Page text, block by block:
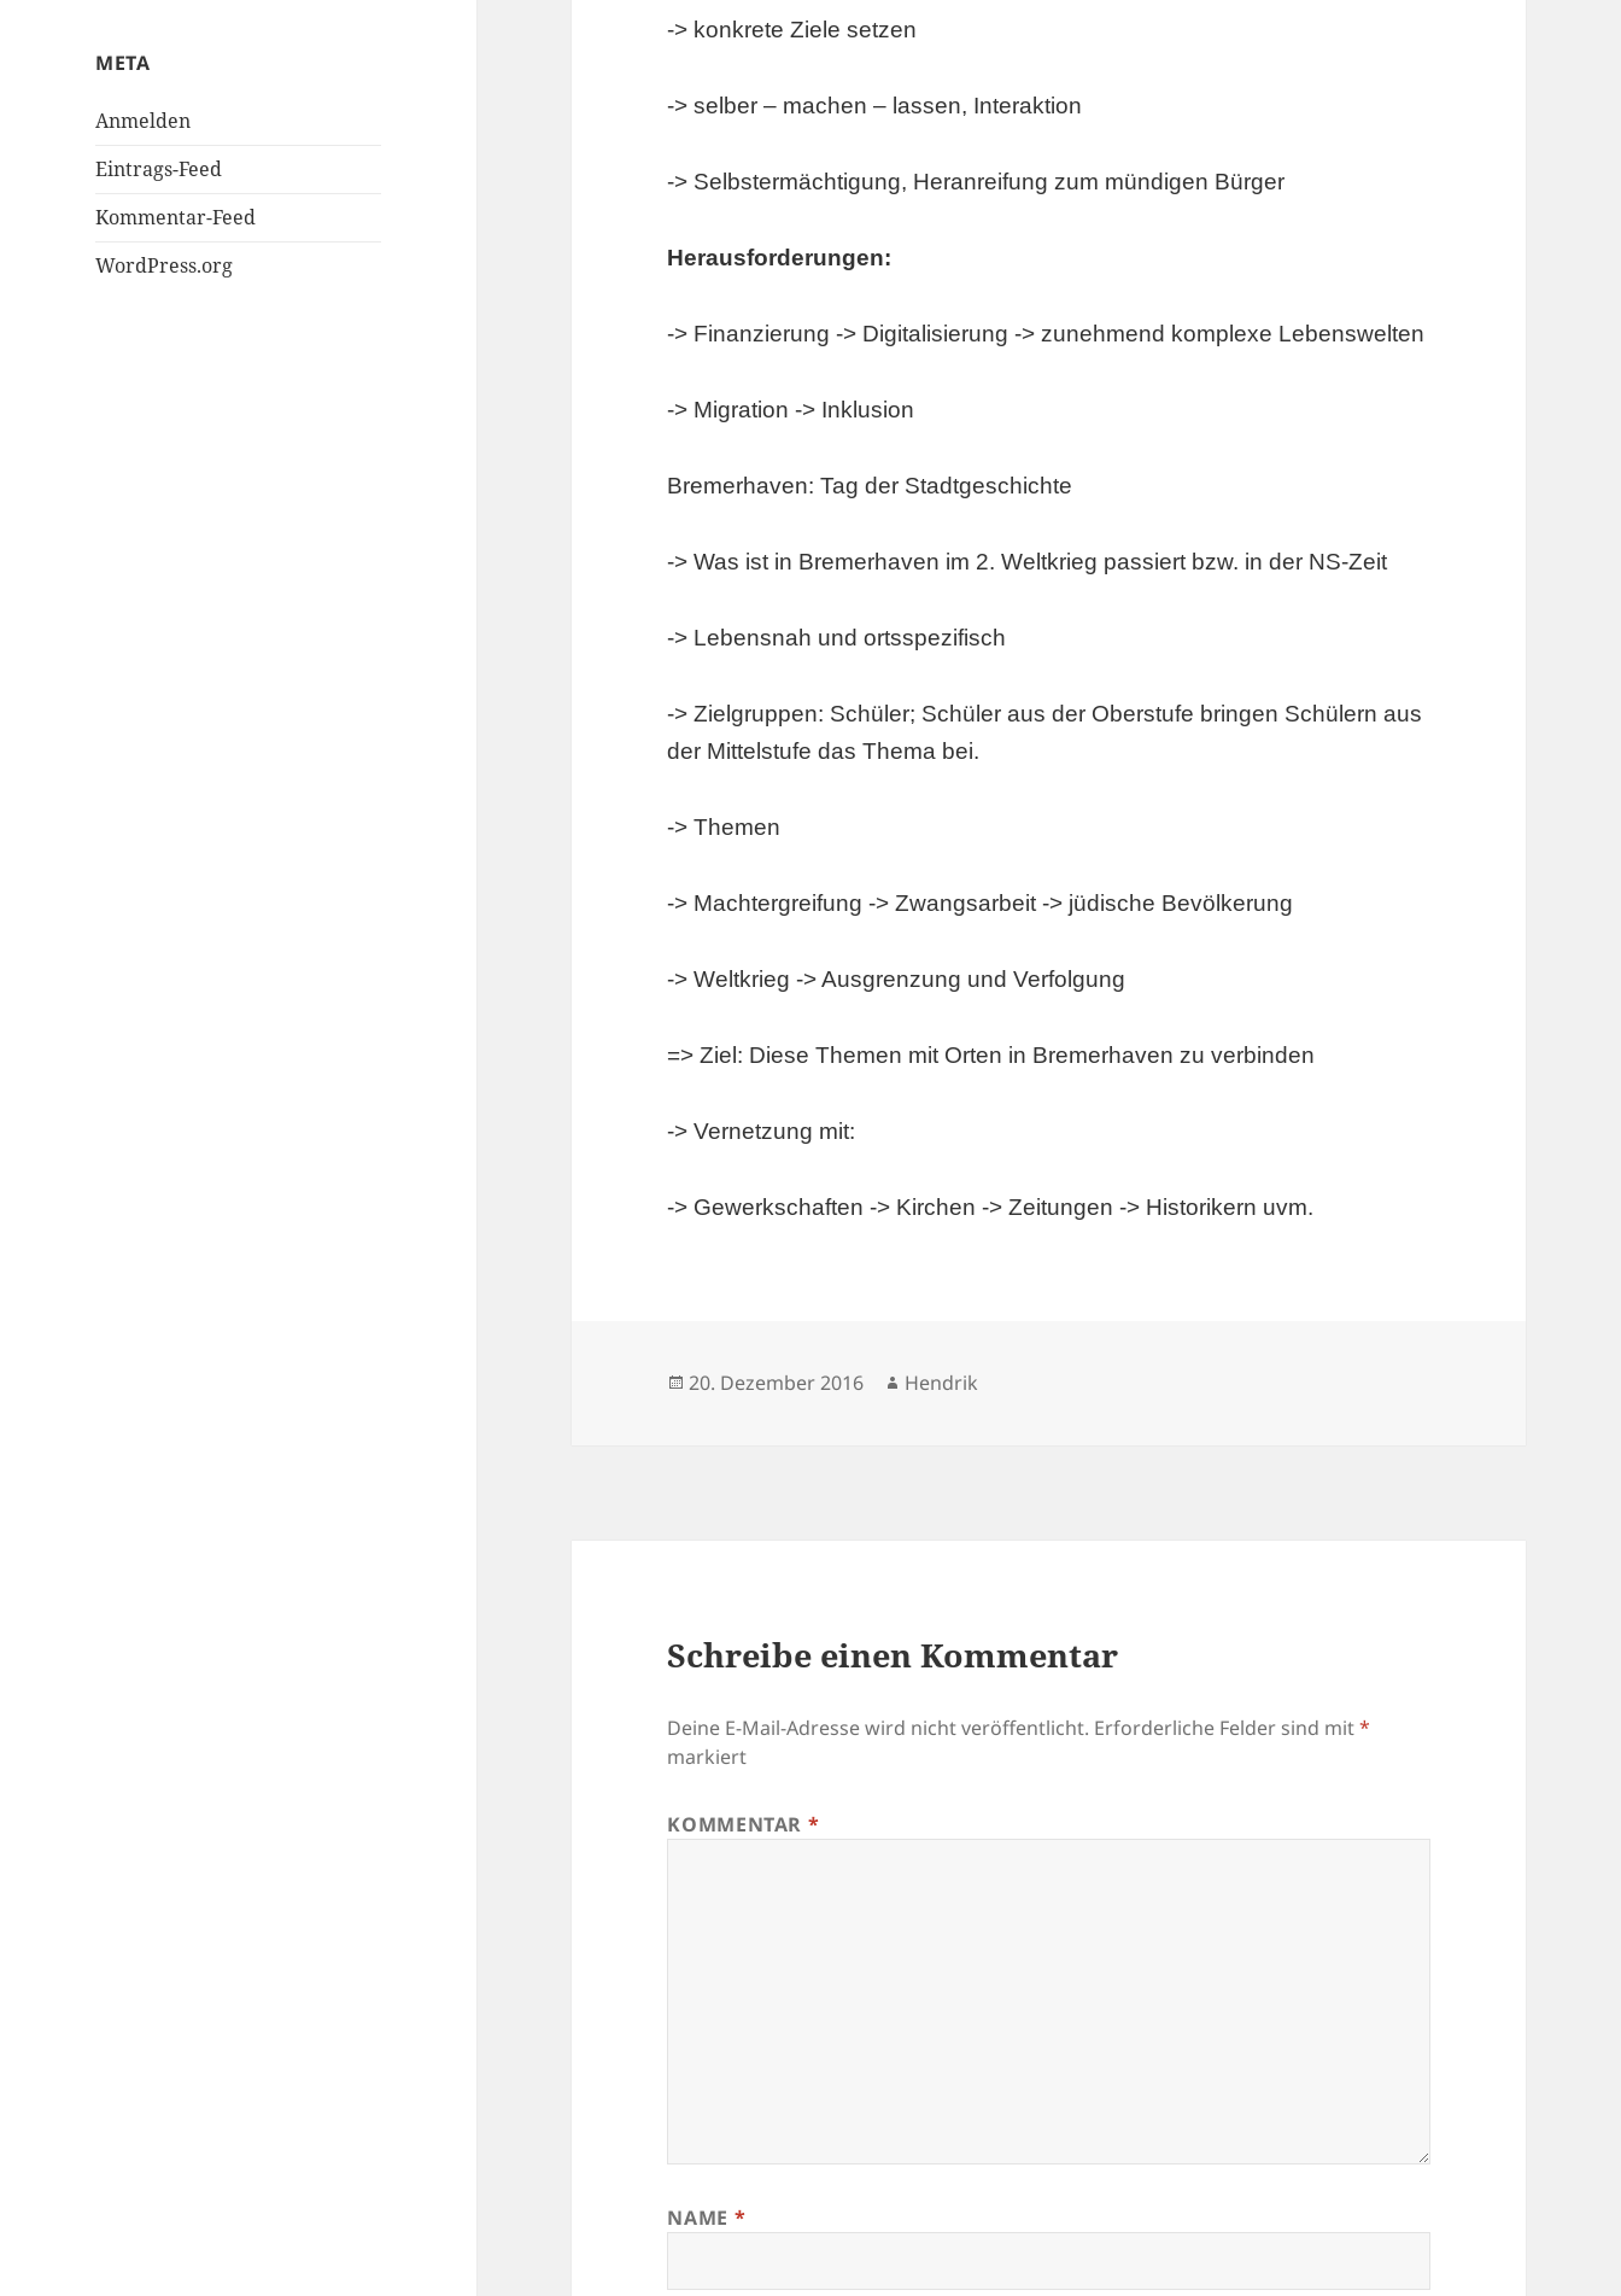
META
Anmelden
Eintrags-Feed
Kommentar-Feed
WordPress.org
-> konkrete Ziele setzen
-> selber – machen – lassen, Interaktion
-> Selbstermächtigung, Heranreifung zum mündigen Bürger
Herausforderungen:
-> Finanzierung -> Digitalisierung -> zunehmend komplexe Lebenswelten
-> Migration -> Inklusion
Bremerhaven: Tag der Stadtgeschichte
-> Was ist in Bremerhaven im 2. Weltkrieg passiert bzw. in der NS-Zeit
-> Lebensnah und ortsspezifisch
-> Zielgruppen: Schüler; Schüler aus der Oberstufe bringen Schülern aus
der Mittelstufe das Thema bei.
-> Themen
-> Machtergreifung -> Zwangsarbeit -> jüdische Bevölkerung
-> Weltkrieg -> Ausgrenzung und Verfolgung
=> Ziel: Diese Themen mit Orten in Bremerhaven zu verbinden
-> Vernetzung mit:
-> Gewerkschaften -> Kirchen -> Zeitungen -> Historikern uvm.
Veröffentlicht
20. Dezember 2016 Autor
Hendrik
Schreibe einen Kommentar
Deine E-Mail-Adresse wird nicht veröffentlicht. Erforderliche Felder sind mit*
markiert
KOMMENTAR *
NAME *